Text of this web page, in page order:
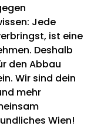
Jede
ist eine
Deshalb
den Abbau
Wir sind dein
mehr
Wien!